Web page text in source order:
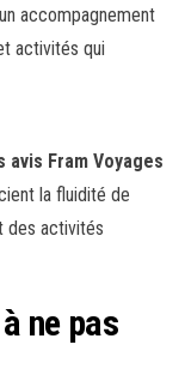
accompagnement
activités qui
avis Fram Voyages
la fluidité de
des activités
ne pas